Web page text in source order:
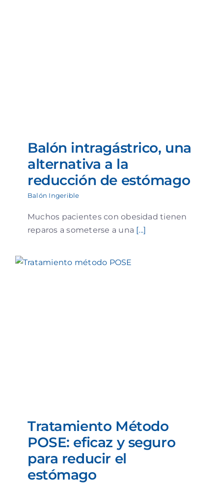
Balón intragástrico, una
alternativa a la
reducción de estómago
Balón Ingerible
Muchos pacientes con obesidad tienen
reparos a someterse a una [...]
Tratamiento Método
POSE: eficaz y seguro
para reducir el
estómago